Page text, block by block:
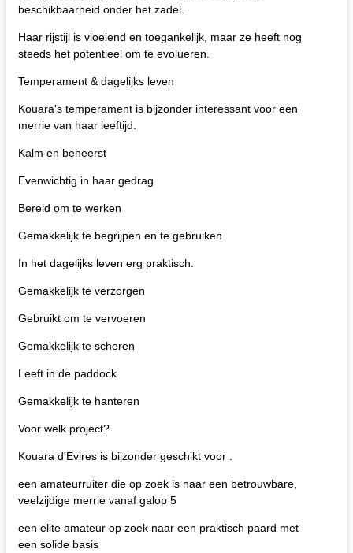
beschikbaarheid onder het zadel.
Haar rijstijl is vloeiend en toegankelijk, maar ze heeft nog
steeds het potentieel om te evolueren.
Temperament & dagelijks leven
Kouara's temperament is bijzonder interessant voor een
merrie van haar leeftijd.
Kalm en beheerst
Evenwichtig in haar gedrag
Bereid om te werken
Gemakkelijk te begrijpen en te gebruiken
In het dagelijks leven erg praktisch.
Gemakkelijk te verzorgen
Gebruikt om te vervoeren
Gemakkelijk te scheren
Leeft in de paddock
Gemakkelijk te hanteren
Voor welk project?
Kouara d'Evires is bijzonder geschikt voor .
een amateurruiter die op zoek is naar een betrouwbare,
veelzijdige merrie vanaf galop 5
een elite amateur op zoek naar een praktisch paard met
een solide basis